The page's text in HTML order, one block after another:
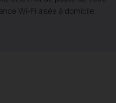
Wi-Fi aisée à domicile.